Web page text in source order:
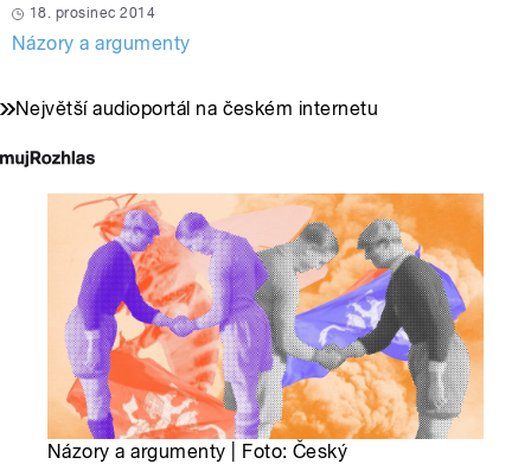
18. prosinec 2014
Názory a argumenty
Největší audioportál na českém internetu
Názory a argumenty | Foto: Český